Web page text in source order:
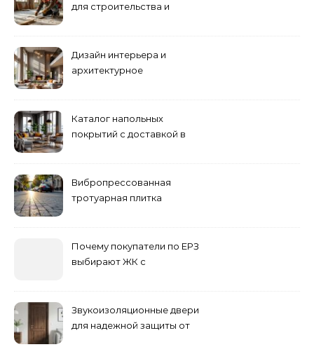
для строительства и
Дизайн интерьера и
архитектурное
Каталог напольных
покрытий с доставкой в
Вибропрессованная
тротуарная плитка
Почему покупатели по ЕРЗ
выбирают ЖК с
Звукоизоляционные двери
для надежной защиты от